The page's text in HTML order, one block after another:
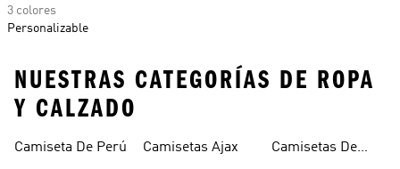
3 colores
Personalizable
NUESTRAS CATEGORÍAS DE ROPA
Y CALZADO
Camiseta De Perú Camisetas Ajax
Camisetas De